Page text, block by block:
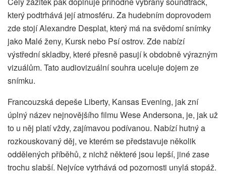
který podtrhává její atmosféru. Za hudebním doprovodem
zde stojí Alexandre Desplat, který má na svědomí snímky
jako Malé ženy, Kursk nebo Psí ostrov. Zde nabízí
výstřední skladby, které přesně pasují k obdobně výrazným
vizuálům. Tato audiovizuální souhra uceluje dojem ze
snímku.
Francouzská depeše Liberty, Kansas Evening, jak zní
úplný název nejnovějšího filmu Wese Andersona, je, jak už
to u něj platí vždy, zajímavou podívanou. Nabízí hutný a
rozkouskovaný děj, ve kterém se představuje několik
oddělených příběhů, z nichž některé jsou lepší, jiné zase
trochu slabší. Nejvíce vytrhává od pozornosti unylá stopáž.